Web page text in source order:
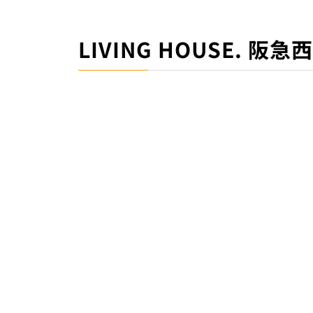
LIVING HOUSE. 阪急